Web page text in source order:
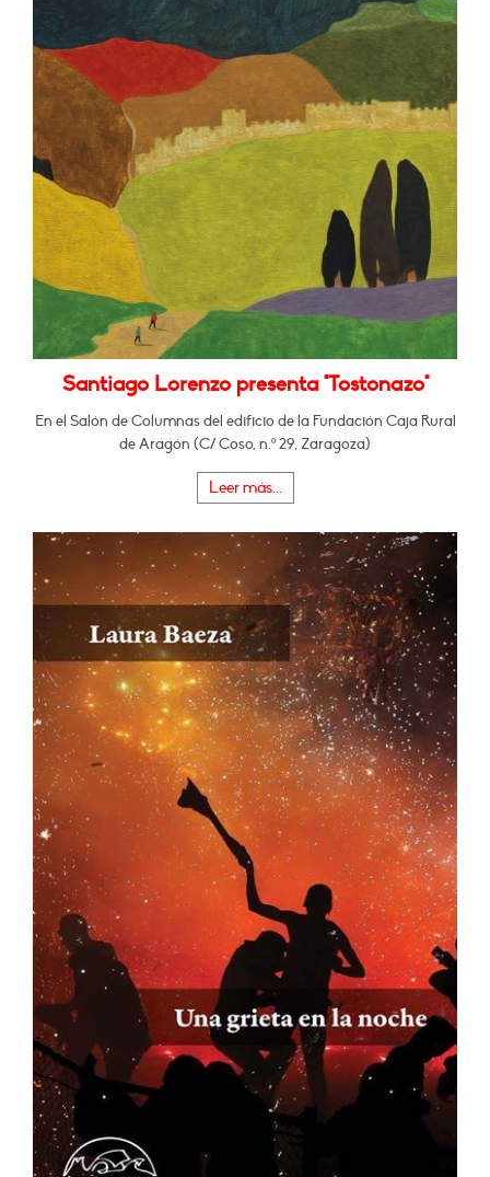
Santiago Lorenzo presenta "Tostonazo"
En el Salón de Columnas del edificio de la Fundación Caja Rural
de Aragón (C/ Coso, n.º 29, Zaragoza)
Leer más...